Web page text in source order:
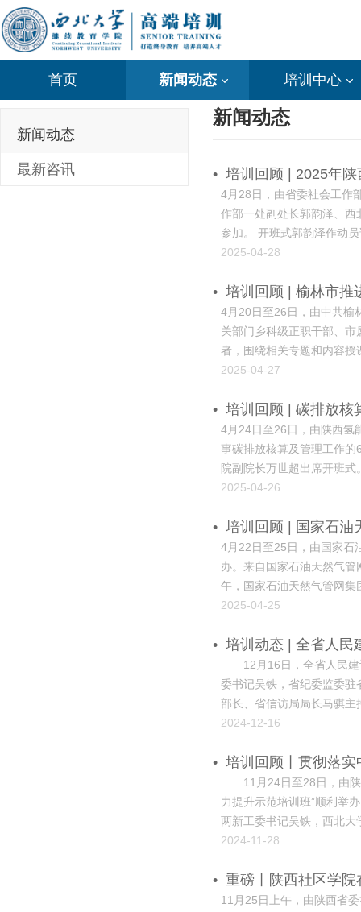
首页 新闻动态 培训中心
新闻动态
最新咨讯
新闻动态
• 培训回顾 | 2025年
4月28日，由省委社会工作
作部一处副处长郭韵泽、
参加。 开班式郭韵泽作动
升社区决策科学性；四是
2025-04-28
• 培训回顾 | 榆林市推
4月20日至26日，由中共榆
关部门乡科级正职干部、
者，围绕相关专题和内容
求。 现场教学 学员们走进
2025-04-27
• 培训回顾 | 碳排放核
4月24日至26日，由陕西氢
事碳排放核算及管理工作
院副院长万世超出席开班
域的积极探索和实践。她
2025-04-26
• 培训回顾 | 国家石油
4月22日至25日，由国家石
办。来自国家石油天然气
午，国家石油天然气管网
任罗毅主持。 曹蓉作开班
2025-04-25
• 培训动态 | 全省人民
12月16日，全省人民建
委书记吴铁，省纪委监委
部长、省信访局局长马骐
议精神，加快推进全省人
2024-12-16
• 培训回顾丨贯彻落
11月24日至28日，由陕
力提升示范培训班”顺利举
两新工委书记吴铁，西北
处、哲学学院、公共管理
2024-11-28
• 重磅丨陕西社区学
11月25日上午，由陕西省